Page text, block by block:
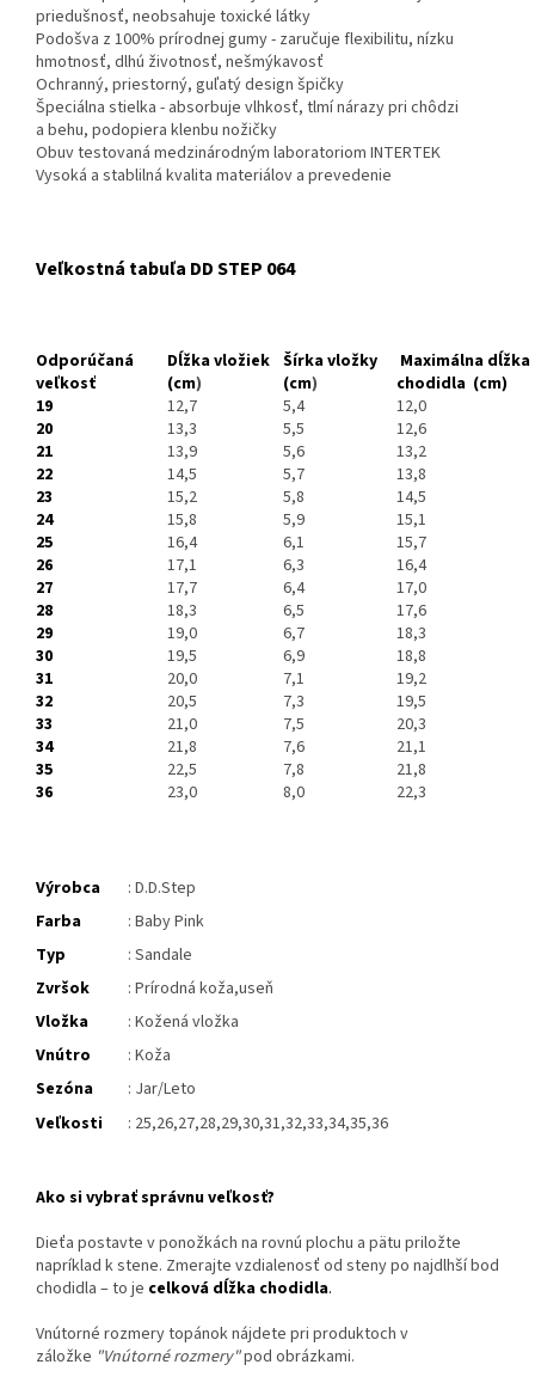
priedušnosť, neobsahuje toxické látky
Podošva z 100% prírodnej gumy - zaručuje flexibilitu, nízku
hmotnosť, dlhú životnosť, nešmýkavosť
Ochranný, priestorný, guľatý design špičky
Špeciálna stielka - absorbuje vlhkosť, tlmí nárazy pri chôdzi
a behu, podopiera klenbu nožičky
Obuv testovaná medzinárodným laboratoriom INTERTEK
Vysoká a stablilná kvalita materiálov a prevedenie
Veľkostná tabuľa DD STEP 064
Odporúčaná
veľkosť
19
20
21
22
23
24
25
26
27
28
29
30
31
32
33
34
35
36
Dĺžka vložiek
(cm)
12,7
13,3
13,9
14,5
15,2
15,8
16,4
17,1
17,7
18,3
19,0
19,5
20,0
20,5
21,0
21,8
22,5
23,0
Šírka vložky
(cm)
5,4
5,5
5,6
5,7
5,8
5,9
6,1
6,3
6,4
6,5
6,7
6,9
7,1
7,3
7,5
7,6
7,8
8,0
Maximálna dĺžka
chodidla (cm)
12,0
12,6
13,2
13,8
14,5
15,1
15,7
16,4
17,0
17,6
18,3
18,8
19,2
19,5
20,3
21,1
21,8
22,3
Výrobca
: D.D.Step
Farba
: Baby Pink
Typ
: Sandale
Zvršok
: Prírodná koža,useň
Vložka
: Kožená vložka
Vnútro
: Koža
Sezóna
: Jar/Leto
Veľkosti
: 25,26,27,28,29,30,31,32,33,34,35,36
Ako si vybrať správnu veľkosť?
Dieťa postavte v ponožkách na rovnú plochu a pätu priložte
napríklad k stene. Zmerajte vzdialenosť od steny po najdlhší bod
chodidla – to je celková dĺžka chodidla.
Vnútorné rozmery topánok nájdete pri produktoch v
záložke "Vnútorné rozmery"pod obrázkami.